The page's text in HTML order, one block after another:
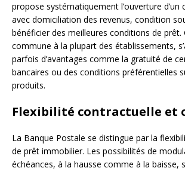
propose systématiquement l’ouverture
avec domiciliation des revenus, condition
bénéficier des meilleures conditions de
commune à la plupart des établissements,
parfois d’avantages comme la gratuité de
bancaires ou des conditions préférentielles
produits.
Flexibilité contractuelle et
La Banque Postale se distingue par la
de prêt immobilier. Les possibilités de
échéances, à la hausse comme à la baisse,